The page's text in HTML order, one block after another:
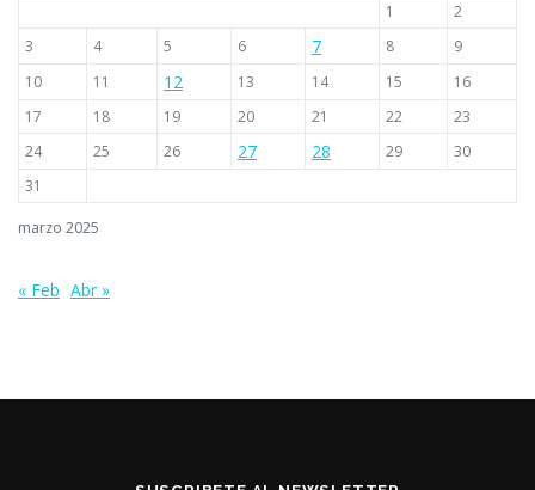
marzo 2025
1
2
3
4 5 6 7 8
9
10
11 12 13 14 15
16
17
18 19 20 21 22
23
24
25 26 27 28 29
30
31
« Feb Abr »